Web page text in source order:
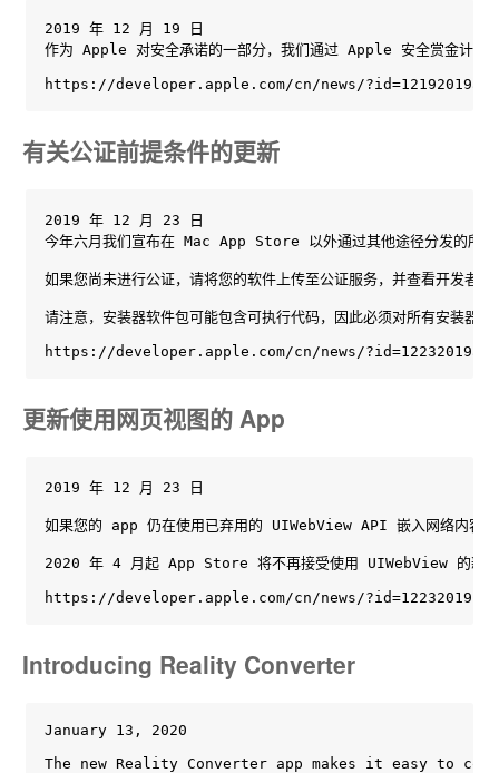
2019 年 12 月 19 日
作为 Apple 对安全承诺的一部分，我们通过 Apple 安全赏金计划
https://developer.apple.com/cn/news/?id=12192019a
有关公证前提条件的更新
2019 年 12 月 23 日
今年六月我们宣布在 Mac App Store 以外通过其他途径分发的所
如果您尚未进行公证，请将您的软件上传至公证服务，并查看开发
请注意，安装器软件包可能包含可执行代码，因此必须对所有安装器
https://developer.apple.com/cn/news/?id=12232019a
更新使用网页视图的 App
2019 年 12 月 23 日
如果您的 app 仍在使用已弃用的 UIWebView API 嵌入网络内容，
2020 年 4 月起 App Store 将不再接受使用 UIWebView 的新
https://developer.apple.com/cn/news/?id=12232019b
Introducing Reality Converter
January 13, 2020
The new Reality Converter app makes it easy to